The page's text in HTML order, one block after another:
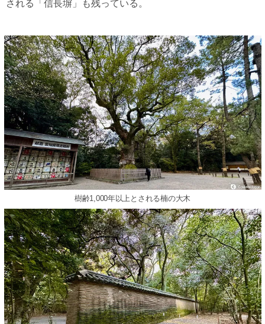
される「信長塀」も残っている。
樹齢1,000年以上とされる楠の大木